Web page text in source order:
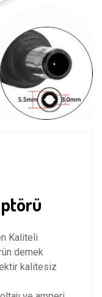
Kaliteli
demek
kalitesiz